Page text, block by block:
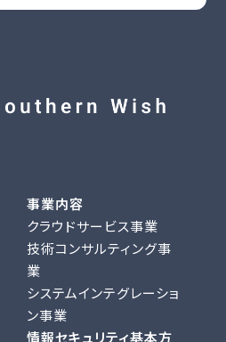
事業内容
クラウドサービス事業
技術コンサルティング事
業
システムインテグレーショ
ン事業
情報セキュリティ基本方